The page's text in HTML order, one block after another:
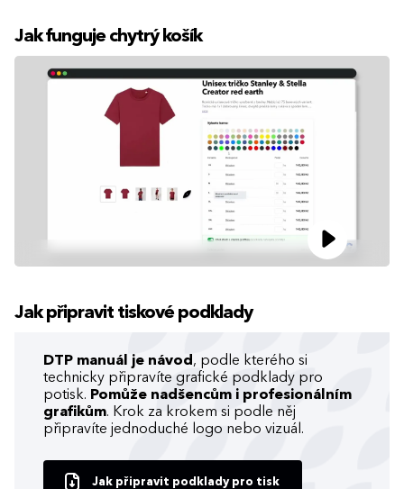
Jak funguje chytrý košík
Jak připravit tiskové podklady
DTP manuál je návod , podle kterého si
technicky připravíte grafické podklady pro
potisk. Pomůže nadšencům i profesionálním
grafikům. Krok za krokem si podle něj
připravíte jednoduché logo nebo vizuál.
Jak připravit podklady pro tisk